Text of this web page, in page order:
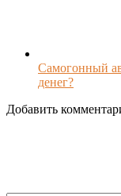
Самогонный
денег?
Добавить